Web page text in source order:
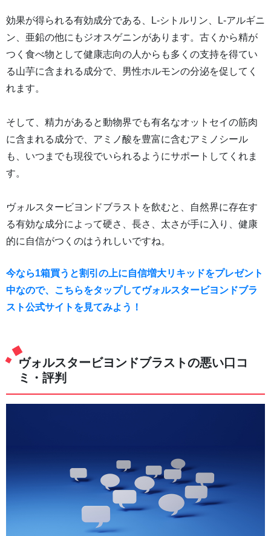
効果が得られる有効成分である、L-シトルリン、L-アルギニ
ン、亜鉛の他にもジオスゲニンがあります。古くから精が
つく食べ物として健康志向の人からも多くの支持を得てい
る山芋に含まれる成分で、男性ホルモンの分泌を促してく
れます。
そして、精力があると動物界でも有名なオットセイの筋肉
に含まれる成分で、アミノ酸を豊富に含むアミノシール
も、いつまでも現役でいられるようにサポートしてくれま
す。
ヴォルスタービヨンドブラストを飲むと、自然界に存在す
る有効な成分によって硬さ、長さ、太さが手に入り、健康
的に自信がつくのはうれしいですね。
今なら1箱買うと割引の上に自信増大リキッドをプレゼント
中なので、こちらをタップしてヴォルスタービヨンドブラ
スト公式サイトを見てみよう！
ヴォルスタービヨンドブラストの悪い口コ
ミ・評判